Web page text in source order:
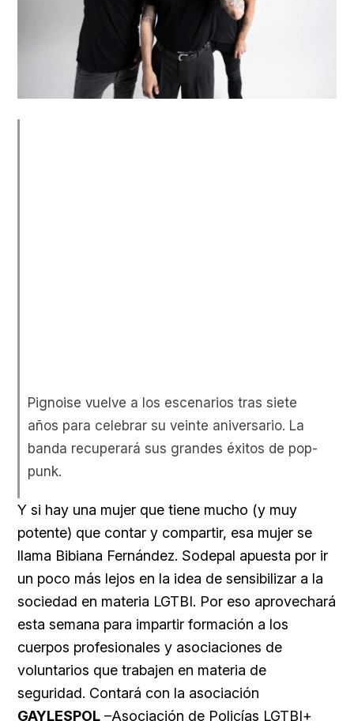
Pignoise vuelve a los escenarios tras siete
años para celebrar su veinte aniversario. La
banda recuperará sus grandes éxitos de pop-
punk.
Y si hay una mujer que tiene mucho (y muy
potente) que contar y compartir, esa mujer se
llama Bibiana Fernández. Sodepal apuesta por ir
un poco más lejos en la idea de sensibilizar a la
sociedad en materia LGTBI. Por eso aprovechará
esta semana para impartir formación a los
cuerpos profesionales y asociaciones de
voluntarios que trabajen en materia de
seguridad. Contará con la asociación
GAYLESPOL –Asociación de Policías LGTBI+